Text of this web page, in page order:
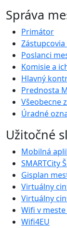
Správa
Primátor
Poslanci
Komisie a
Hlavný
Prednosta
Všeobecne
Úradné
Užitočné
Mobilná
SMARTCity
Gisplan
Virtuálny
Virtuálny
Wifi v
Wifi4EU